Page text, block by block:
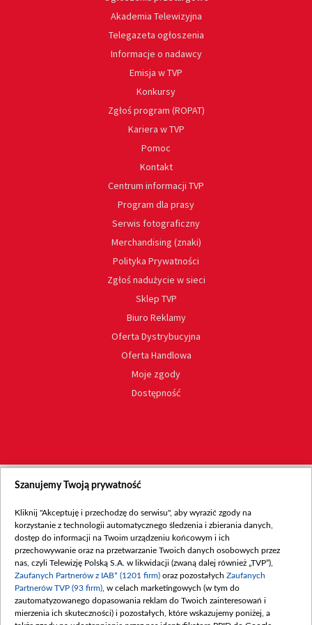
Akademia Telewizyjna
Telegazeta ogłoszenia
Informacje o nadawcy
Emisja w TVP
Konkursy
Zgłoś program (ROPAT)
Kariera w TVP
Pomoc
Kontakt
Centrum informacji TVP
Program dla prasy
Serwis fotograficzny
Merchandising (znaki)
Polityka Prywatności
Zgłoś nadużycie w sieci
Sklep TVP
Biuro Reklamy
Oferta Dystrybucyjna
Oferta Handlowa
Moje zgody
Dostępność
Szanujemy Twoją prywatność
Kliknij "Akceptuję i przechodzę do serwisu", aby wyrazić zgody na
korzystanie z technologii automatycznego śledzenia i zbierania danych,
dostęp do informacji na Twoim urządzeniu końcowym i ich
przechowywanie oraz na przetwarzanie Twoich danych osobowych przez
nas, czyli Telewizję Polską S.A. w likwidacji (zwaną dalej również „TVP”),
Zaufanych Partnerów z IAB* (1201 firm) oraz pozostałych Zaufanych
Partnerów TVP (93 firm) , w celach marketingowych (w tym do
zautomatyzowanego dopasowania reklam do Twoich zainteresowań i
mierzenia ich skuteczności) i pozostałych, które wskazujemy poniżej, a